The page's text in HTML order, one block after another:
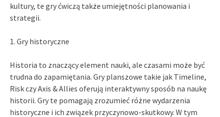
kultury, te gry ćwiczą także umiejętności planowania i
strategii.
1. Gry historyczne
Historia to znaczący element nauki, ale czasami może być
trudna do zapamiętania. Gry planszowe takie jak Timeline,
Risk czy Axis & Allies oferują interaktywny sposób na naukę
historii. Gry te pomagają zrozumieć różne wydarzenia
historyczne i ich związek przyczynowo-skutkowy. W tym